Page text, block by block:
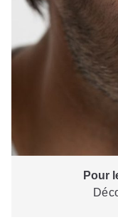
Pour